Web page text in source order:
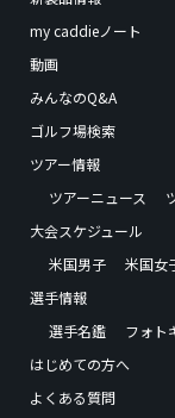
my caddieノート
動画
みんなのQ&A
ゴルフ場検索
ツアー情報
ツアーニュース
大会スケジュール
米国男子
米国女
選手情報
選手名鑑
フォト
はじめての方へ
よくある質問